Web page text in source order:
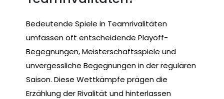
Bedeutende Spiele in Teamrivalitäten
umfassen oft entscheidende Playoff-
Begegnungen, Meisterschaftsspiele und
unvergessliche Begegnungen in der regulären
Saison. Diese Wettkämpfe prägen die
Erzählung der Rivalität und hinterlassen